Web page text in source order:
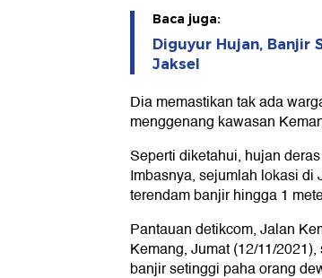
Baca juga:
Diguyur Hujan, Banjir
Jaksel
Dia memastikan tak ada
menggenang kawasan
Seperti diketahui, hujan
Imbasnya, sejumlah lokasi di
terendam banjir hingga 1
Pantauan detikcom, Jalan
Kemang, Jumat (12/11/
banjir setinggi paha orang